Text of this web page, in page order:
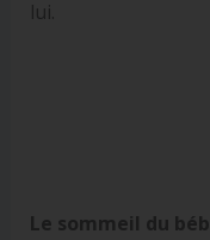
lui.
Le sommeil du